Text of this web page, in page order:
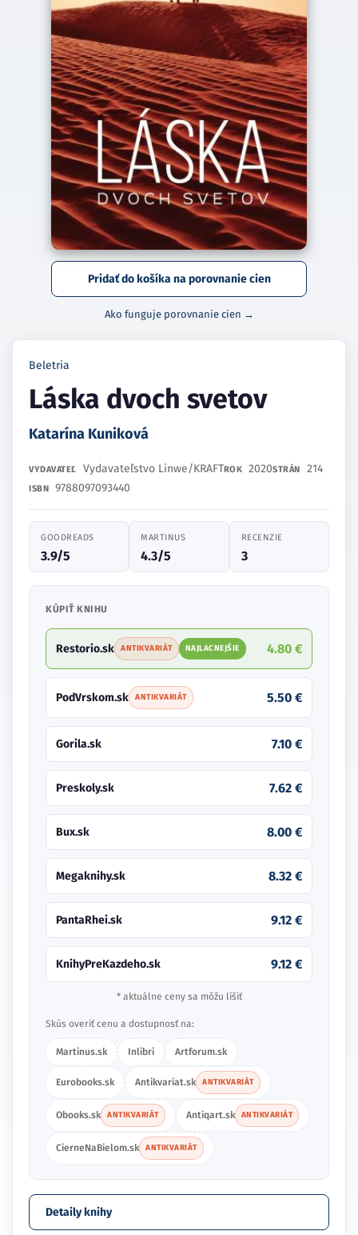
Pridať do košíka na porovnanie cien
Ako funguje porovnanie cien →
Beletria
Láska dvoch svetov
Katarína Kuniková
VYDAVATEĽ Vydavateľstvo Linwe/KRAFTROK 2020STRÁN 214
ISBN 9788097093440
GOODREADS
3.9/5
MARTINUS
4.3/5
RECENZIE
3
KÚPIŤ KNIHU
Restorio.sk ANTIKVARIÁT NAJLACNEJŠIE 4.80 €
PodVrskom.sk ANTIKVARIÁT 5.50 €
Gorila.sk 7.10 €
Preskoly.sk 7.62 €
Bux.sk 8.00 €
Megaknihy.sk 8.32 €
PantaRhei.sk 9.12 €
KnihyPreKazdeho.sk 9.12 €
* aktuálne ceny sa môžu líšiť
Skús overiť cenu a dostupnosť na:
Martinus.sk Inlibri Artforum.sk
Eurobooks.sk Antikvariat.sk ANTIKVARIÁT
Obooks.sk ANTIKVARIÁT Antiqart.sk ANTIKVARIÁT
CierneNaBielom.sk ANTIKVARIÁT
Detaily knihy